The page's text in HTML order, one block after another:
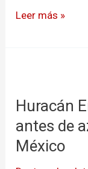
Leer más »
Huracán
antes de
México
alcanza
categoría
3